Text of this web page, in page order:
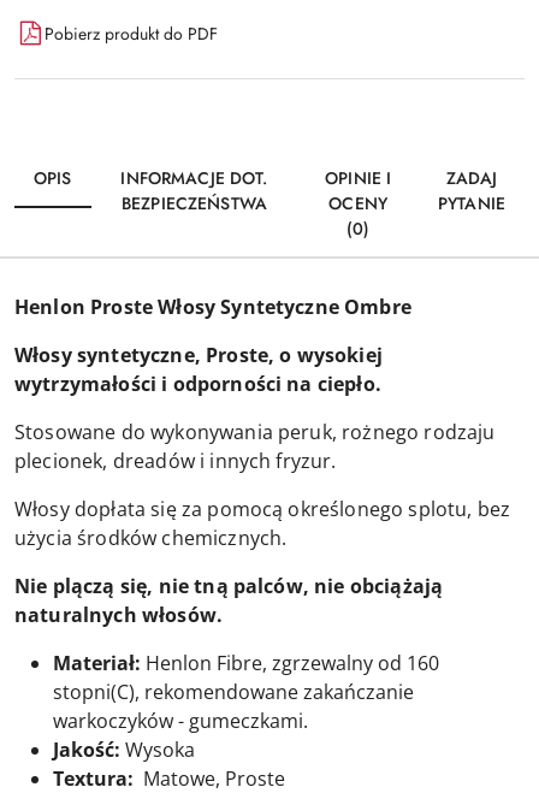
Pobierz produkt do PDF
OPIS
INFORMACJE DOT.
BEZPIECZEŃSTWA
OPINIE I
OCENY
(0)
ZADAJ
PYTANIE
Henlon Proste Włosy Syntetyczne Ombre
Włosy syntetyczne, Proste, o wysokiej
wytrzymałości i odporności na ciepło.
Stosowane do wykonywania peruk, rożnego rodzaju
plecionek, dreadów i innych fryzur.
Włosy dopłata się za pomocą określonego splotu, bez
użycia środków chemicznych.
Nie plączą się, nie tną palców, nie obciążają
naturalnych włosów.
Materiał: Henlon Fibre, zgrzewalny od 160
stopni(C), rekomendowane zakańczanie
warkoczyków - gumeczkami.
Jakość: Wysoka
Textura: Matowe, Proste